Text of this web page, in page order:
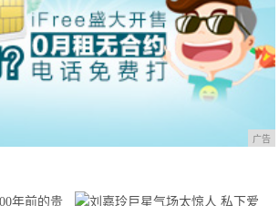
广告